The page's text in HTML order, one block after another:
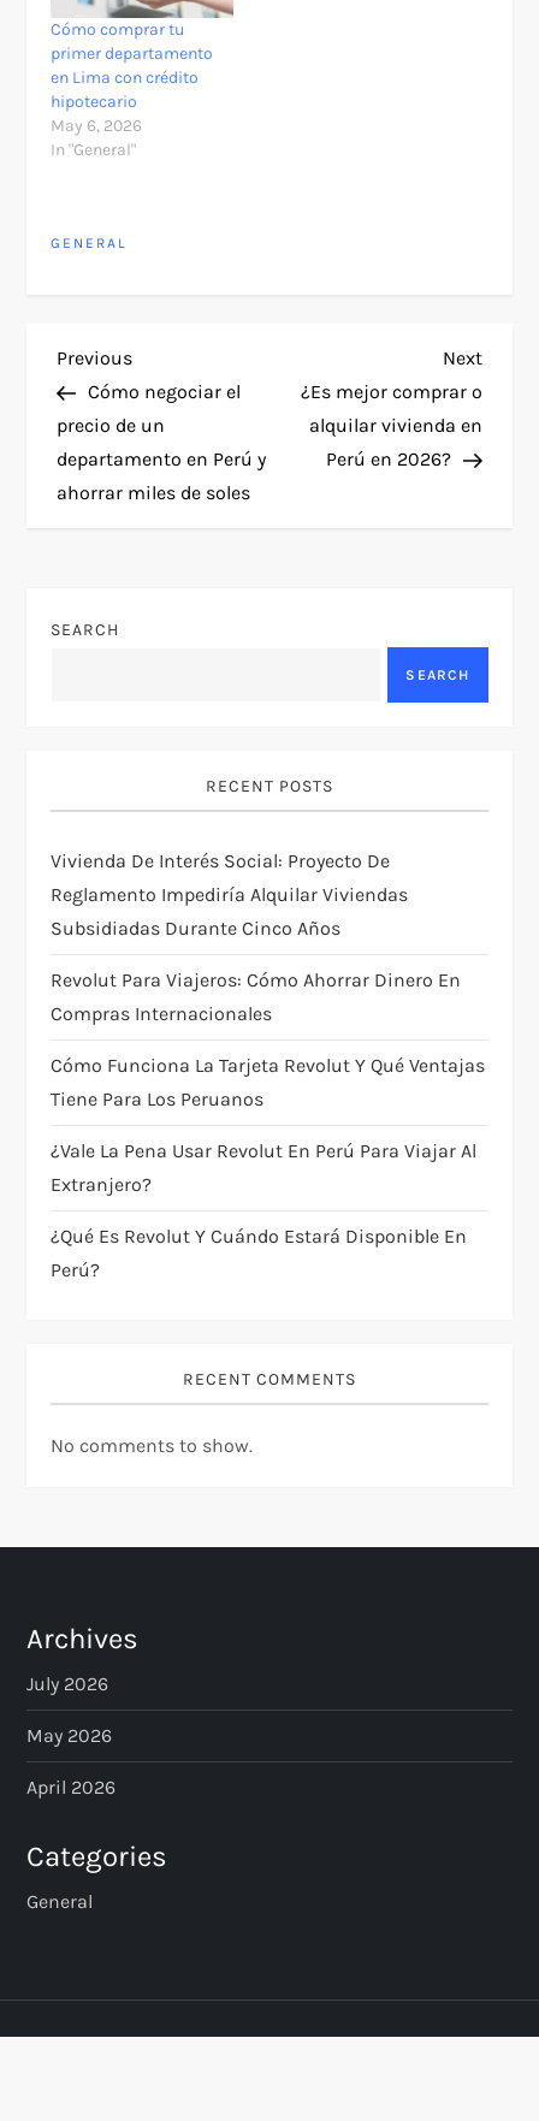
Cómo comprar tu
primer departamento
en Lima con crédito
hipotecario
May 6, 2026
In "General"
GENERAL
P
o
s
a
g
a
t
i
o
n
Previous
Post
Previous
Cómo negociar el
precio de un
departamento en Perú y
ahorrar miles de soles
Next
Post
Next
¿Es mejor comprar o
alquilar vivienda en
Perú en 2026?
SEARCH
SEARCH
RECENT POSTS
Vivienda De Interés Social: Proyecto De
Reglamento Impediría Alquilar Viviendas
Subsidiadas Durante Cinco Años
Revolut Para Viajeros: Cómo Ahorrar Dinero En
Compras Internacionales
Cómo Funciona La Tarjeta Revolut Y Qué Ventajas
Tiene Para Los Peruanos
¿Vale La Pena Usar Revolut En Perú Para Viajar Al
Extranjero?
¿Qué Es Revolut Y Cuándo Estará Disponible En
Perú?
RECENT COMMENTS
No comments to show.
Archives
July 2026
May 2026
April 2026
Categories
General